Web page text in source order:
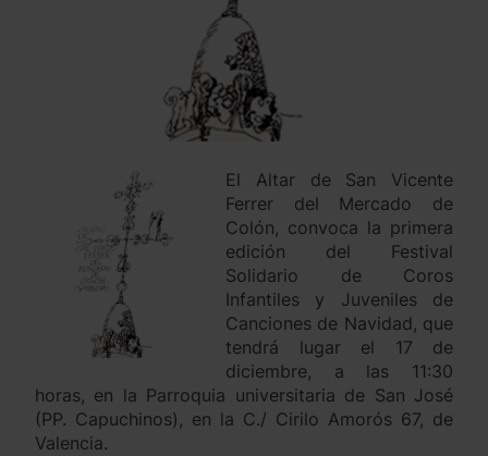
El Altar de San Vicente
Ferrer del Mercado de
Colón, convoca la primera
edición del Festival
Solidario de Coros
Infantiles y Juveniles de
Canciones de Navidad, que
tendrá lugar el 17 de
diciembre, a las 11:30
horas, en la Parroquia universitaria de San José
(PP. Capuchinos), en la C./ Cirilo Amorós 67, de
Valencia.